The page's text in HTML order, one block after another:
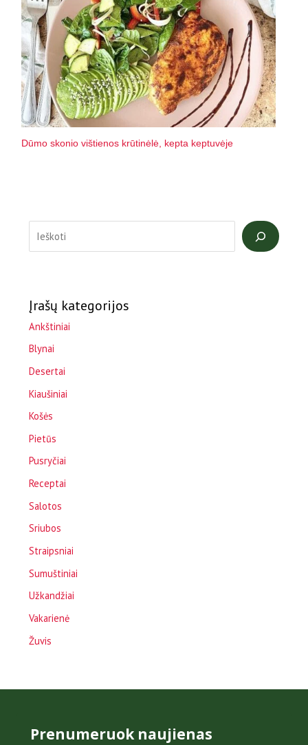
Dūmo skonio vištienos krūtinėlė, kepta keptuvėje
Įrašų kategorijos
Ankštiniai
Blynai
Desertai
Kiaušiniai
Košės
Pietūs
Pusryčiai
Receptai
Salotos
Sriubos
Straipsniai
Sumuštiniai
Užkandžiai
Vakarienė
Žuvis
Prenumeruok naujienas